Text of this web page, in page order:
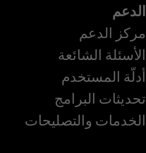
الدعم
مركز الدعم
الأسئلة الشائعة
أدلّة المستخدم
تحديثات البرامج
الخدمات والتصليحات